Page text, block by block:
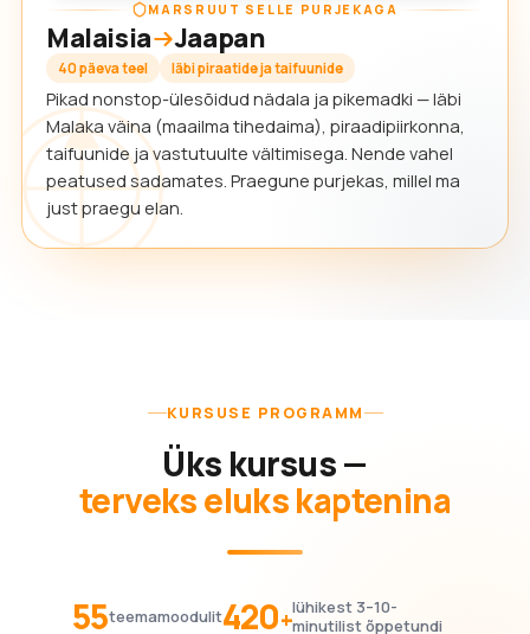
MARSRUUT SELLE PURJEKAGA
Malaisia Jaapan
40 päeva teel läbi piraatide ja taifuunide
Pikad nonstop-ülesõidud nädala ja pikemadki — läbi
Malaka väina (maailma tihedaima), piraadipiirkonna,
taifuunide ja vastutuulte vältimisega. Nende vahel
peatused sadamates. Praegune purjekas, millel ma
just praegu elan.
KURSUSE PROGRAMM
Üks kursus —
terveks eluks kaptenina
55teemamoodulit420+lühikest 3–10-
minutilist õppetundi